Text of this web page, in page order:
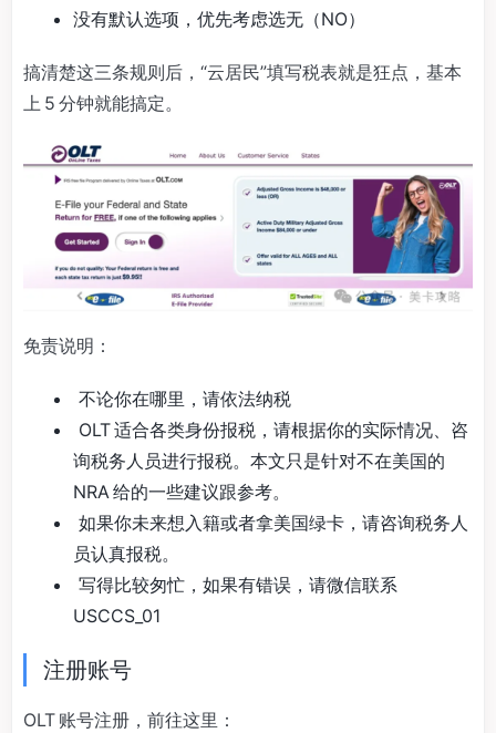
没有默认选项，优先考虑选无（NO）
搞清楚这三条规则后，“云居民”填写税表就是狂点，基本
上 5 分钟就能搞定。
免责说明：
不论你在哪里，请依法纳税
OLT 适合各类身份报税，请根据你的实际情况、咨
询税务人员进行报税。本文只是针对不在美国的
NRA 给的一些建议跟参考。
如果你未来想入籍或者拿美国绿卡，请咨询税务人
员认真报税。
写得比较匆忙，如果有错误，请微信联系
USCCS_01
注册账号
OLT 账号注册，前往这里：